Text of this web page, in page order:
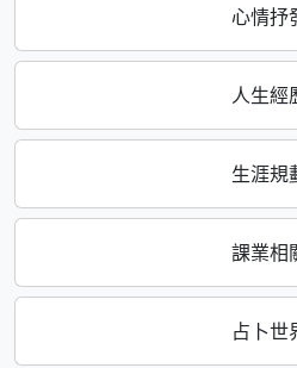
心情抒
人生經
生涯規
課業相
占卜世